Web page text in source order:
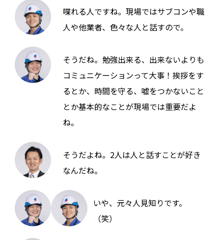
喋れる人ですね。現場ではサブコンや職
人や他業者、色々な人と話すので。
そうだね。勉強出来る、出来ないよりも
コミュニケーションって大事！挨拶をす
るとか、時間を守る、嘘をつかないこと
とか基本的なことが現場では重要だよ
ね。
そうだよね。2人は人と話すことが好き
なんだね。
いや、元々人見知りです。
（笑）